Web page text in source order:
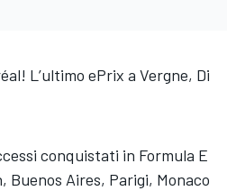
L’ultimo ePrix a Vergne, Di
conquistati in Formula E
Buenos Aires, Parigi, Monaco